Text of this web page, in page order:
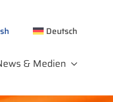
Deutsch
& Medien